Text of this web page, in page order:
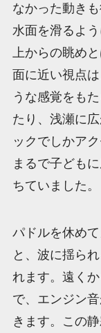
なかった動き
水面を滑るよ
上からの眺め
面に近い視点
うな感覚をも
たり、浅瀬に
ックでしかア
まるで子ども
ちていました。
パドルを休め
と、波に揺ら
れます。遠く
で、エンジン
きます。この